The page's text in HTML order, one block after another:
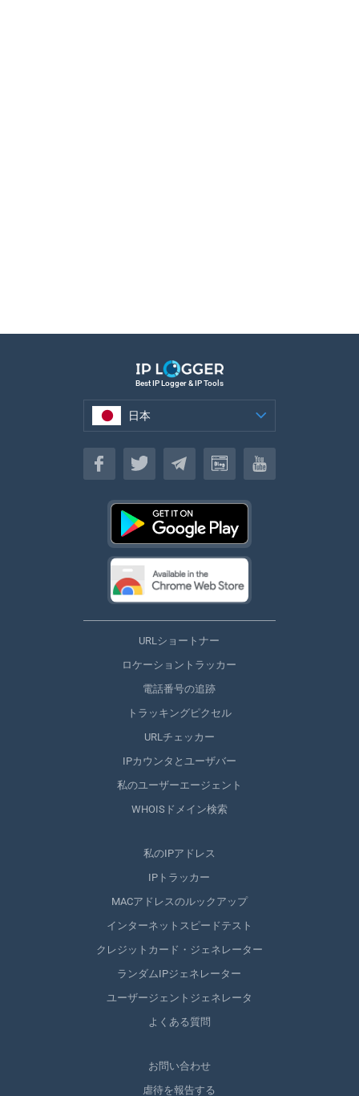
Best IP Logger & IP Tools
日本
日本
URLショートナー
ロケーショントラッカー
電話番号の追跡
トラッキングピクセル
URLチェッカー
IPカウンタとユーザバー
私のユーザーエージェント
WHOISドメイン検索
私のIPアドレス
IPトラッカー
MACアドレスのルックアップ
インターネットスピードテスト
クレジットカード・ジェネレーター
ランダムIPジェネレーター
ユーザージェントジェネレータ
よくある質問
お問い合わせ
虐待を報告する